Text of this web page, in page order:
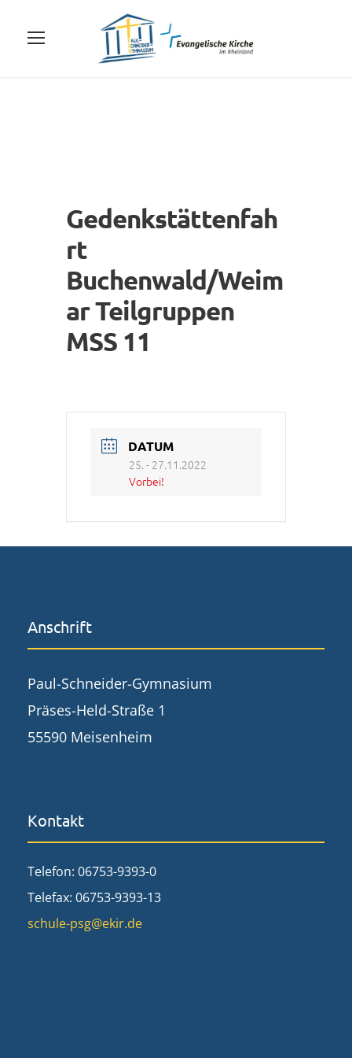
Gedenkstättenfah
rt
Buchenwald/Weim
ar Teilgruppen
MSS 11
DATUM
25. - 27.11.2022
Vorbei!
Anschrift
Paul-Schneider-Gymnasium
Präses-Held-Straße 1
55590 Meisenheim
Kontakt
Telefon: 06753-9393-0
Telefax: 06753-9393-13
schule-psg@ekir.de